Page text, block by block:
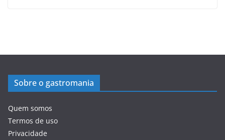
Sobre o gastromania
Quem somos
Termos de uso
Privacidade